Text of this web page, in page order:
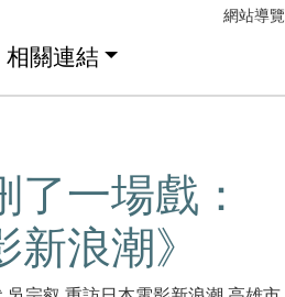
網站導覽
相關連結
了一場戲：
浪潮》